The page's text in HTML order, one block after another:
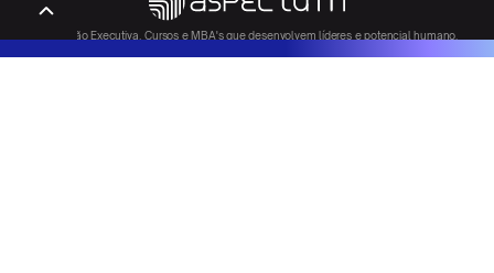
Educação Executiva, Cursos e MBA's que desenvolvem líderes e potencial humano.